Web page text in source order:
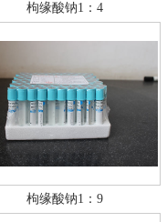
枸缘酸钠1：4
枸缘酸钠1：9